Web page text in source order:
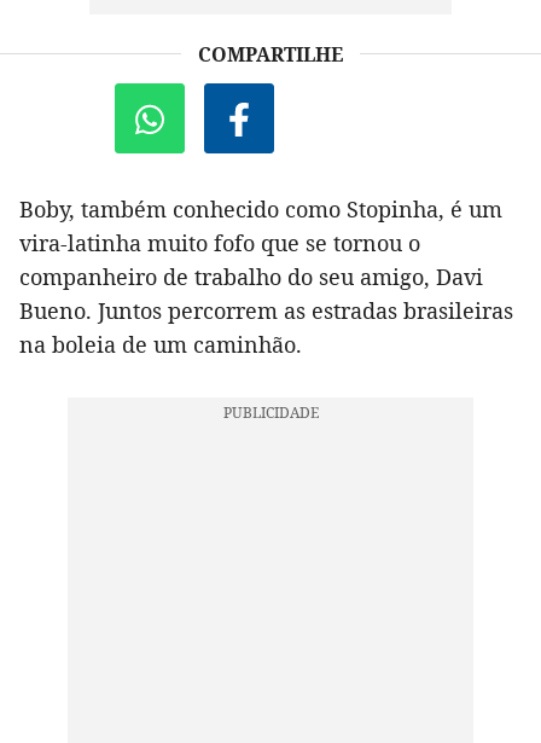
COMPARTILHE
Boby, também conhecido como Stopinha, é um
vira-latinha muito fofo que se tornou o
companheiro de trabalho do seu amigo, Davi
Bueno. Juntos percorrem as estradas brasileiras
na boleia de um caminhão.